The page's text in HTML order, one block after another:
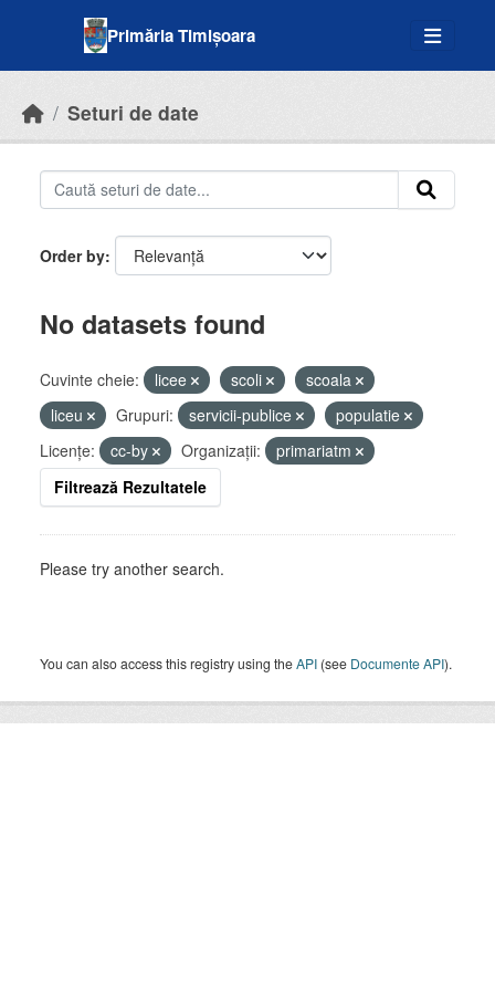
Primăria Timișoara
Seturi de date
Order by
No datasets found
Cuvinte cheie: licee scoli
scoala
liceu
Grupuri: servicii-publice
populatie
Licenţe:
cc-by Organizații:
primariatm
Filtrează Rezultatele
Please try another search.
You can also access this registry using theAPI (see Documente API).